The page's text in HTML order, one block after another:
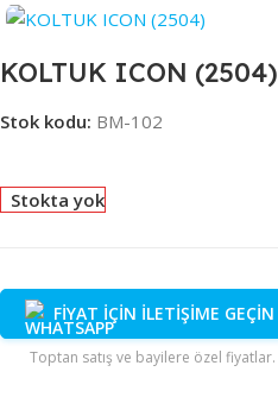
KOLTUK ICON (2504)
Stok kodu: BM-102
Stokta yok
FİYAT İÇİN İLETİŞİME GEÇİN
Toptan satış ve bayilere özel fiyatlar.